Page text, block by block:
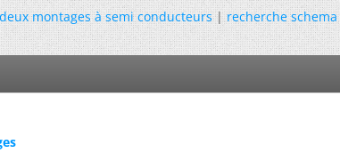
montages à semi conducteurs|recherche